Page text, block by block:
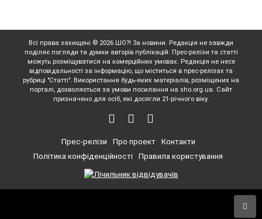
Всі права захищені © 2026 ШО?! За новини. Редакція не завжди
поділяє погляди та думки авторів публікацій. Прес-релізи та статті
можуть розміщуватися на комерційних умовах. Редакція не несе
відповідальності за інформацію, що міститься в прес-релізах та
рубриці "Статті". Використання будь-яких матеріалів, розміщених на
порталі, дозволяється за умови посилання на sho.org.ua. Сайт
призначено для осіб, які досягли 21-річного віку.
Прес-релізи Про проект
Контакти
Політика конфіденційності
Правила користування